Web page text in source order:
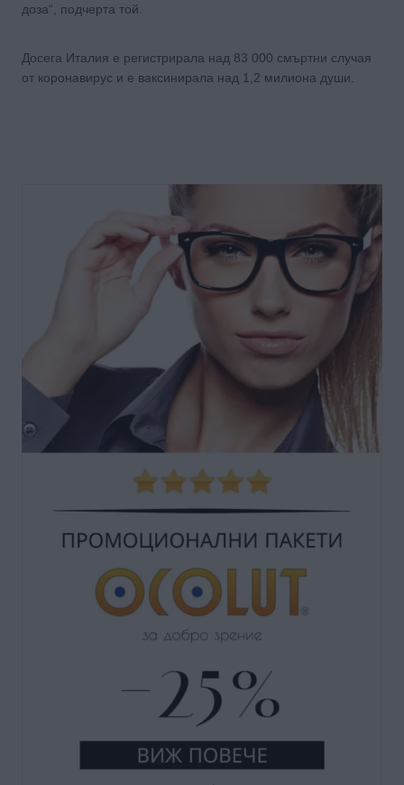
доза“, подчерта той.
Досега Италия е регистрирала над 83 000 смъртни случая
от коронавирус и е ваксинирала над 1,2 милиона души.